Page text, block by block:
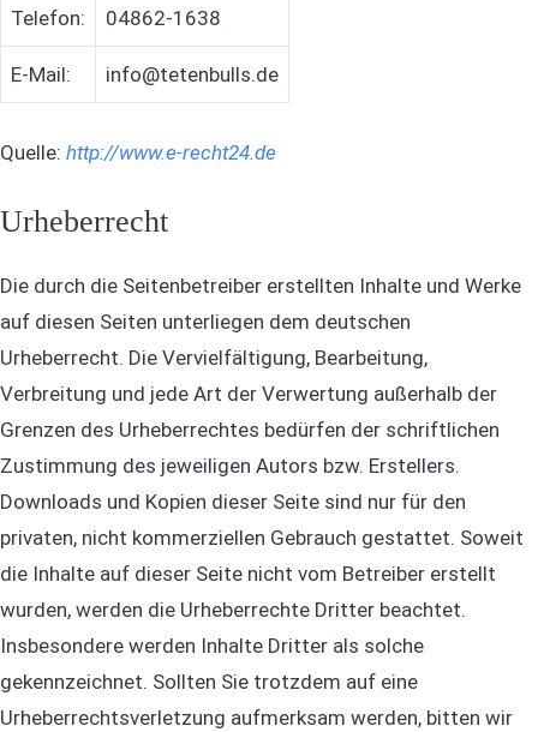
Telefon: 04862-1638
E-Mail: info@tetenbulls.de
Quelle: http://www.e-recht24.de
Urheberrecht
Die durch die Seitenbetreiber erstellten Inhalte und Werke
auf diesen Seiten unterliegen dem deutschen
Urheberrecht. Die Vervielfältigung, Bearbeitung,
Verbreitung und jede Art der Verwertung außerhalb der
Grenzen des Urheberrechtes bedürfen der schriftlichen
Zustimmung des jeweiligen Autors bzw. Erstellers.
Downloads und Kopien dieser Seite sind nur für den
privaten, nicht kommerziellen Gebrauch gestattet. Soweit
die Inhalte auf dieser Seite nicht vom Betreiber erstellt
wurden, werden die Urheberrechte Dritter beachtet.
Insbesondere werden Inhalte Dritter als solche
gekennzeichnet. Sollten Sie trotzdem auf eine
Urheberrechtsverletzung aufmerksam werden, bitten wir